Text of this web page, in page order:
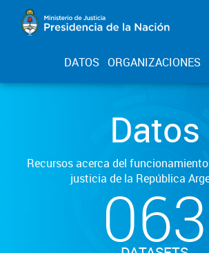
DATOS ORGANIZACIONES
Datos
Recursos acerca del
justicia de la República
063